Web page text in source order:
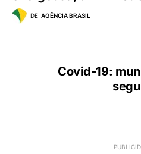
DE AGÊNCIA BRASIL
Covid-19: